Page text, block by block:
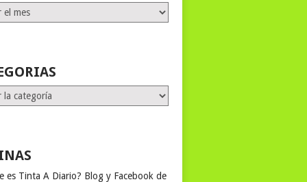
es Tinta A Diario? Blog y Facebook de